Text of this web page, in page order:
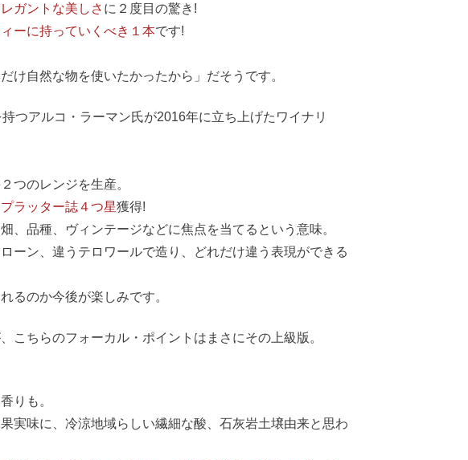
ガントな美しさ に２度目の驚き!
ーに持っていくべき１本です!
け自然な物を使いたかったから」だそうです。
つアルコ・ラーマン氏が2016年に立ち上げたワイナリ
つのレンジを生産。
ラッター誌４つ星獲得!
、品種、ヴィンテージなどに焦点を当てるという意味。
ーン、違うテロワールで造り、どれだけ違う表現ができる
るのか今後が楽しみです。
こちらのフォーカル・ポイントはまさにその上級版。
りも。
実味に、冷涼地域らしい繊細な酸、石灰岩土壌由来と思わ